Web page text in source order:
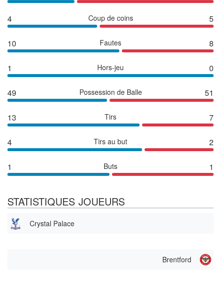
4 Coup de coins 5
10 Fautes 8
1 Hors-jeu 0
49 Possession de Balle 51
13 Tirs 7
4 Tirs au but 2
1 Buts 1
STATISTIQUES JOUEURS
Crystal Palace
Brentford